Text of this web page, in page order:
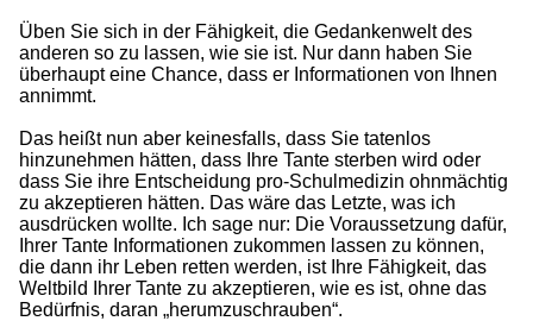
Üben Sie sich in der Fähigkeit, die Gedankenwelt des
anderen so zu lassen, wie sie ist. Nur dann haben Sie
überhaupt eine Chance, dass er Informationen von Ihnen
annimmt.
Das heißt nun aber keinesfalls, dass Sie tatenlos
hinzunehmen hätten, dass Ihre Tante sterben wird oder
dass Sie ihre Entscheidung pro-Schulmedizin ohnmächtig
zu akzeptieren hätten. Das wäre das Letzte, was ich
ausdrücken wollte. Ich sage nur: Die Voraussetzung dafür,
Ihrer Tante Informationen zukommen lassen zu können,
die dann ihr Leben retten werden, ist Ihre Fähigkeit, das
Weltbild Ihrer Tante zu akzeptieren, wie es ist, ohne das
Bedürfnis, daran „herumzuschrauben“.